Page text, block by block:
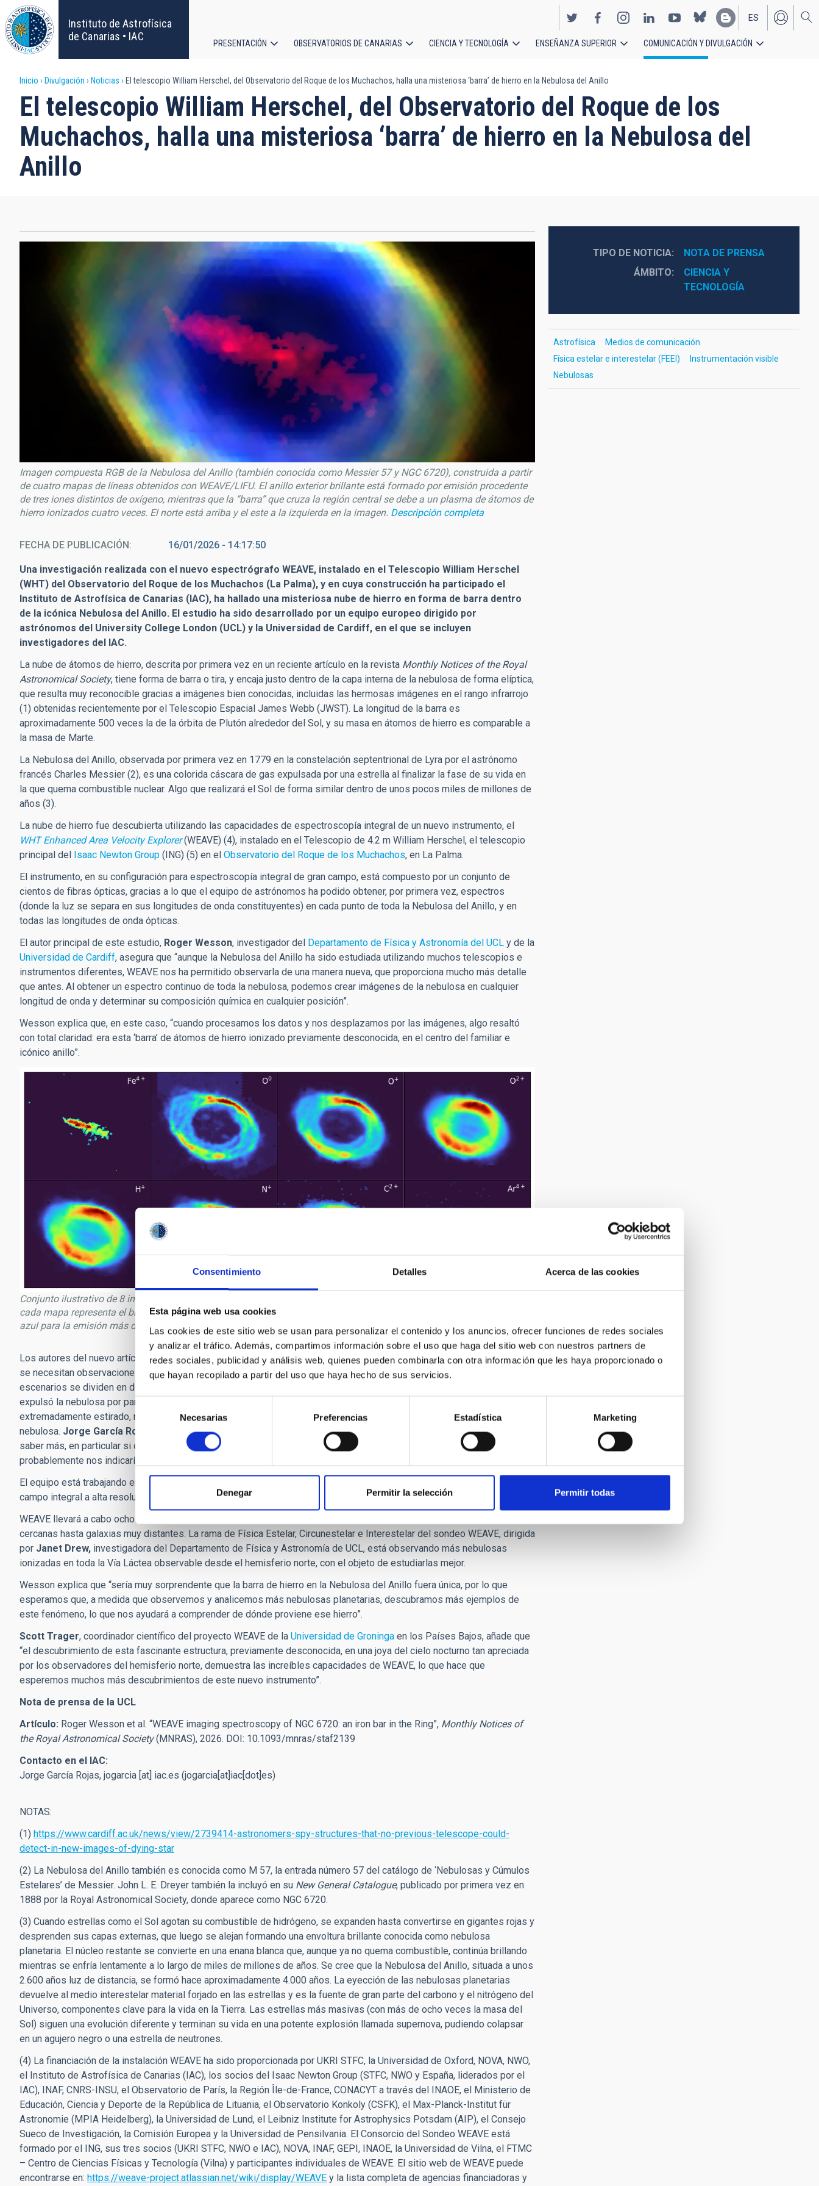
Consentimiento Detalles Acerca de las cookies
Esta página web usa cookies
Las cookies de este sitio web se usan para personalizar el contenido y los anuncios, ofrecer funciones de redes sociales
y analizar el tráfico. Además, compartimos información sobre el uso que haga del sitio web con nuestros partners de
redes sociales, publicidad y análisis web, quienes pueden combinarla con otra información que les haya proporcionado o
que hayan recopilado a partir del uso que haya hecho de sus servicios.
Selección
de
consentimiento
Necesarias Preferencias Estadística Marketing
Denegar Permitir la selección Permitir todas
Pasar
al
contenido
principal
Instituto de Astrofísica
de Canarias • IAC
EN
ES
principal
PRESENTACIÓN OBSERVATORIOS DE CANARIAS CIENCIA Y TECNOLOGÍA ENSEÑANZA SUPERIOR COMUNICACIÓN Y DIVULGACIÓN
Sobrescribir
enlaces
de
ayuda
la
Inicio Divulgación Noticias El telescopio William Herschel, del Observatorio del Roque de los Muchachos, halla una misteriosa ‘barra’ de hierro en la Nebulosa del Anillo
El telescopio William Herschel, del Observatorio del Roque de los
Muchachos, halla una misteriosa ‘barra’ de hierro en la Nebulosa del
Anillo
Imagen compuesta RGB de la Nebulosa del Anillo (también conocida como Messier 57 y NGC 6720), construida a partir
de cuatro mapas de líneas obtenidos con WEAVE/LIFU. El anillo exterior brillante está formado por emisión procedente
de tres iones distintos de oxígeno, mientras que la “barra” que cruza la región central se debe a un plasma de átomos de
hierro ionizados cuatro veces. El norte está arriba y el este a la izquierda en la imagen. Descripción completa
FECHA DE PUBLICACIÓN 16/01/2026 - 14:17:50
Una investigación realizada con el nuevo espectrógrafo WEAVE, instalado en el Telescopio William Herschel
(WHT) del Observatorio del Roque de los Muchachos (La Palma), y en cuya construcción ha participado el
Instituto de Astrofísica de Canarias (IAC), ha hallado una misteriosa nube de hierro en forma de barra dentro
de la icónica Nebulosa del Anillo. El estudio ha sido desarrollado por un equipo europeo dirigido por
astrónomos del University College London (UCL) y la Universidad de Cardiff, en el que se incluyen
investigadores del IAC.
La nube de átomos de hierro, descrita por primera vez en un reciente artículo en la revista Monthly Notices of the Royal
Astronomical Society, tiene forma de barra o tira, y encaja justo dentro de la capa interna de la nebulosa de forma elíptica,
que resulta muy reconocible gracias a imágenes bien conocidas, incluidas las hermosas imágenes en el rango infrarrojo
(1) obtenidas recientemente por el Telescopio Espacial James Webb (JWST). La longitud de la barra es
aproximadamente 500 veces la de la órbita de Plutón alrededor del Sol, y su masa en átomos de hierro es comparable a
la masa de Marte.
La Nebulosa del Anillo, observada por primera vez en 1779 en la constelación septentrional de Lyra por el astrónomo
francés Charles Messier (2), es una colorida cáscara de gas expulsada por una estrella al finalizar la fase de su vida en
la que quema combustible nuclear. Algo que realizará el Sol de forma similar dentro de unos pocos miles de millones de
años (3).
La nube de hierro fue descubierta utilizando las capacidades de espectroscopía integral de un nuevo instrumento, el
WHT Enhanced Area Velocity Explorer(WEAVE) (4), instalado en el Telescopio de 4.2 m William Herschel, el telescopio
principal del Isaac Newton Group (ING) (5) en el Observatorio del Roque de los Muchachos, en La Palma.
El instrumento, en su configuración para espectroscopía integral de gran campo, está compuesto por un conjunto de
cientos de fibras ópticas, gracias a lo que el equipo de astrónomos ha podido obtener, por primera vez, espectros
(donde la luz se separa en sus longitudes de onda constituyentes) en cada punto de toda la Nebulosa del Anillo, y en
todas las longitudes de onda ópticas.
El autor principal de este estudio, Roger Wesson, investigador del Departamento de Física y Astronomía del UCL y de la
Universidad de Cardiff, asegura que “aunque la Nebulosa del Anillo ha sido estudiada utilizando muchos telescopios e
instrumentos diferentes, WEAVE nos ha permitido observarla de una manera nueva, que proporciona mucho más detalle
que antes. Al obtener un espectro continuo de toda la nebulosa, podemos crear imágenes de la nebulosa en cualquier
longitud de onda y determinar su composición química en cualquier posición”.
Wesson explica que, en este caso, “cuando procesamos los datos y nos desplazamos por las imágenes, algo resaltó
con total claridad: era esta ‘barra’ de átomos de hierro ionizado previamente desconocida, en el centro del familiar e
icónico anillo”.
Conjunto ilustrativo de 8 imágenes individuales de líneas de la Nebulosa del Anillo obtenidas con WEAVE. El color en
cada mapa representa el brillo de la emisión, siendo el marrón-rojo el más intenso, pasando por amarillo y verde hasta
azul para la emisión más débil. El norte está arriba y el este a la izquierda en cada panel.
Descripción completa
Los autores del nuevo artículo señalan que la forma en que se formó la barra de hierro es actualmente un misterio, y que
se necesitan observaciones adicionales y más detalladas para desentrañar lo que está ocurriendo. Los posibles
escenarios se dividen en dos grandes opciones: la barra de hierro podría estar revelando algo nuevo sobre cómo se
expulsó la nebulosa por parte de la estrella central, o quizá (de manera más intrigante) el hierro sea un arco de plasma
extremadamente estirado, resultado de la evaporación de un planeta rocoso atrapado en el proceso de expulsión de la
nebulosa. Jorge García Rojas
, investigador postdoctoral del IAC y coautor del artículo, comenta: “Sin duda necesitamos
saber más, en particular si otros elementos químicos coexisten con el hierro recién detectado, ya que esto
probablemente nos indicaría qué clase de modelo debemos seguir. En este momento, nos falta esta información crucial”.
El equipo está trabajando en un estudio de seguimiento y planea obtener datos utilizando el modo de espectroscopía de
campo integral a alta resolución espectral de WEAVE para comprender mejor cómo podría haberse formado la barra.
WEAVE llevará a cabo ocho sondeos durante los próximos cinco años, abarcando desde el estudio de enanas blancas
cercanas hasta galaxias muy distantes. La rama de Física Estelar, Circunestelar e Interestelar del sondeo WEAVE, dirigida
por Janet Drew, investigadora del Departamento de Física y Astronomía de UCL, está observando más nebulosas
ionizadas en toda la Vía Láctea observable desde el hemisferio norte, con el objeto de estudiarlas mejor.
Wesson explica que “sería muy sorprendente que la barra de hierro en la Nebulosa del Anillo fuera única, por lo que
esperamos que, a medida que observemos y analicemos más nebulosas planetarias, descubramos más ejemplos de
este fenómeno, lo que nos ayudará a comprender de dónde proviene ese hierro”.
Scott Trager, coordinador científico del proyecto WEAVE de la Universidad de Groninga en los Países Bajos, añade que
“el descubrimiento de esta fascinante estructura, previamente desconocida, en una joya del cielo nocturno tan apreciada
por los observadores del hemisferio norte, demuestra las increíbles capacidades de WEAVE, lo que hace que
esperemos muchos más descubrimientos de este nuevo instrumento”.
Nota de prensa de la UCL
Artículo: Roger Wesson et al. “WEAVE imaging spectroscopy of NGC 6720: an iron bar in the Ring”, Monthly Notices of
the Royal Astronomical Society(MNRAS), 2026. DOI: 10.1093/mnras/staf2139
Contacto en el IAC:
Jorge García Rojas, jogarcia [at] iac.es (jogarcia[at]iac[dot]es)
NOTAS:
(1) https://www.cardiff.ac.uk/news/view/2739414-astronomers-spy-structures-that-no-previous-telescope-could-
detect-in-new-images-of-dying-star
(2) La Nebulosa del Anillo también es conocida como M 57, la entrada número 57 del catálogo de ‘Nebulosas y Cúmulos
Estelares’ de Messier. John L. E. Dreyer también la incluyó en su New General Catalogue, publicado por primera vez en
1888 por la Royal Astronomical Society, donde aparece como NGC 6720.
(3) Cuando estrellas como el Sol agotan su combustible de hidrógeno, se expanden hasta convertirse en gigantes rojas y
desprenden sus capas externas, que luego se alejan formando una envoltura brillante conocida como nebulosa
planetaria. El núcleo restante se convierte en una enana blanca que, aunque ya no quema combustible, continúa brillando
mientras se enfría lentamente a lo largo de miles de millones de años. Se cree que la Nebulosa del Anillo, situada a unos
2.600 años luz de distancia, se formó hace aproximadamente 4.000 años. La eyección de las nebulosas planetarias
devuelve al medio interestelar material forjado en las estrellas y es la fuente de gran parte del carbono y el nitrógeno del
Universo, componentes clave para la vida en la Tierra. Las estrellas más masivas (con más de ocho veces la masa del
Sol) siguen una evolución diferente y terminan su vida en una potente explosión llamada supernova, pudiendo colapsar
en un agujero negro o una estrella de neutrones.
(4) La financiación de la instalación WEAVE ha sido proporcionada por UKRI STFC, la Universidad de Oxford, NOVA, NWO,
el Instituto de Astrofísica de Canarias (IAC), los socios del Isaac Newton Group (STFC, NWO y España, liderados por el
IAC), INAF, CNRS-INSU, el Observatorio de París, la Región Île-de-France, CONACYT a través del INAOE, el Ministerio de
Educación, Ciencia y Deporte de la República de Lituania, el Observatorio Konkoly (CSFK), el Max-Planck-Institut für
Astronomie (MPIA Heidelberg), la Universidad de Lund, el Leibniz Institute for Astrophysics Potsdam (AIP), el Consejo
Sueco de Investigación, la Comisión Europea y la Universidad de Pensilvania. El Consorcio del Sondeo WEAVE está
formado por el ING, sus tres socios (UKRI STFC, NWO e IAC), NOVA, INAF, GEPI, INAOE, la Universidad de Vilna, el FTMC
– Centro de Ciencias Físicas y Tecnología (Vilna) y participantes individuales de WEAVE. El sitio web de WEAVE puede
encontrarse en: https://weave-project.atlassian.net/wiki/display/WEAVE y la lista completa de agencias financiadoras y
TIPO DE NOTICIA
NOTA DE PRENSA
ÁMBITO
CIENCIA Y
TECNOLOGÍA
Astrofísica
Medios de comunicación
Física estelar e interestelar (FEEI)
Instrumentación visible
Nebulosas